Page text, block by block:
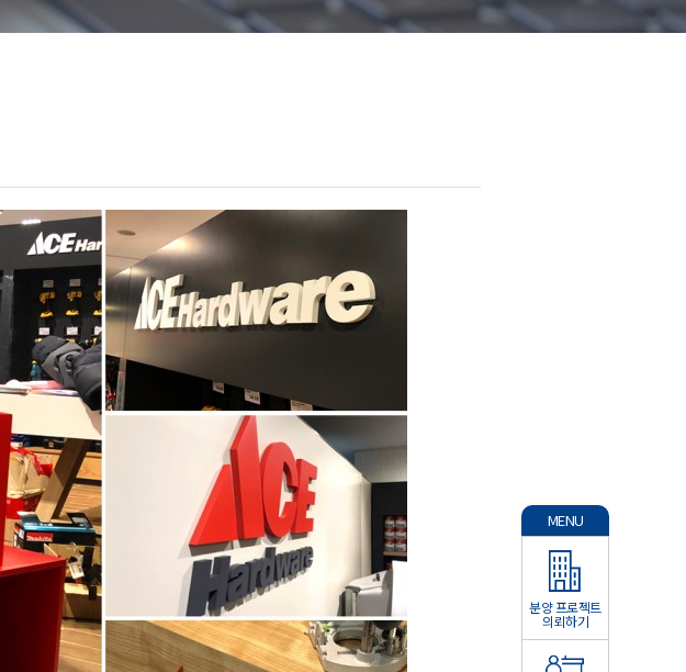
MENU
분양 프로젝트
의뢰하기